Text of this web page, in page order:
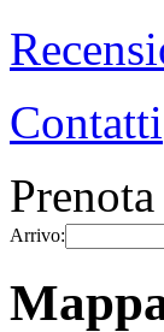
Contatti
Arrivo: